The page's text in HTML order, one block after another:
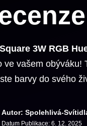
3W RGB
ve vašem obýváku!
barvy do svého
Autor: Spolehlivá-
Datum Publikace: 6. 12. 2025